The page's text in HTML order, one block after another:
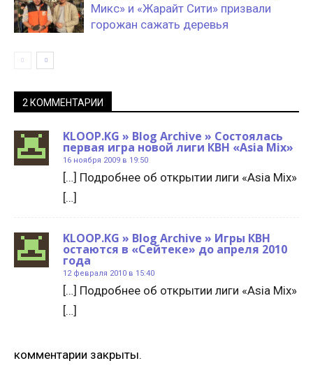
Микс» и «Жарайт Сити» призвали
горожан сажать деревья
2 КОММЕНТАРИИ
KLOOP.KG » Blog Archive » Состоялась
первая игра новой лиги КВН «Asia Mix»
16 ноября 2009 в 19:50
[…] Подробнее об открытии лиги «Asia Mix»
[…]
KLOOP.KG » Blog Archive » Игры КВН
остаются в «Сейтеке» до апреля 2010
года
12 февраля 2010 в 15:40
[…] Подробнее об открытии лиги «Asia Mix»
[…]
комментарии закрыты.